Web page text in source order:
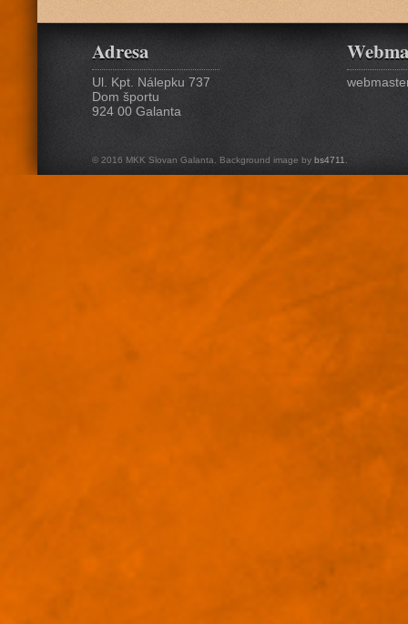
Adresa
Ul. Kpt. Nálepku 737
Dom športu
924 00 Galanta
© 2016 MKK Slovan Galanta. Background image by bs4711